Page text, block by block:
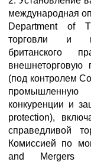
международная
Department of
торговли и
британского
внешнеторговую
(под контролем
промышленную
конкуренции и
protection),
справедливой
Комиссией по
and Mergers